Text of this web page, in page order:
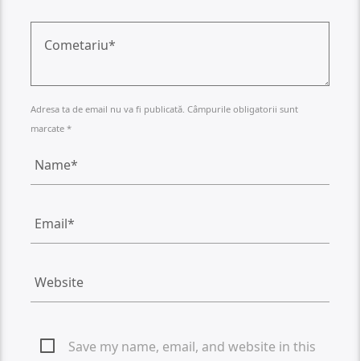
Adresa ta de email nu va fi publicată. Câmpurile obligatorii sunt
marcate *
Save my name, email, and website in this